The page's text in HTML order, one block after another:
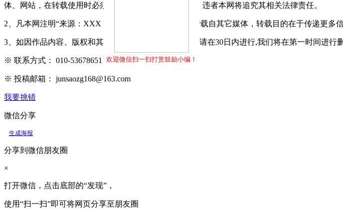
欢迎微信扫一扫打赏鼓励小编！
体、网站，在转载使用时必须注明"稿件来源：军嫂网"，违者本网将追究其相关法律责任。
2、凡本网注明“来源：XXX（非军嫂网）”的作品，均转载自其它媒体，转载目的在于传递更多
3、如因作品内容、版权和其它问题需要同本网联系的，请在30日内进行,我们将在第一时间进行删
※ 联系方式： 010-53678651
※ 投稿邮箱： junsaozg168@163.com
我要挑错
微信分享
生成海报
分享到微信朋友圈
×
打开微信，点击底部的“发现”，
使用“扫一扫”即可将网页分享至朋友圈